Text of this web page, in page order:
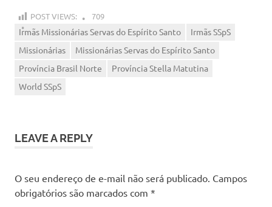
POST VIEWS: 709
Irmãs Missionárias Servas do Espírito Santo
Irmãs SSpS
Missionárias
Missionárias Servas do Espírito Santo
Província Brasil Norte
Província Stella Matutina
World SSpS
LEAVE A REPLY
O seu endereço de e-mail não será publicado. Campos
obrigatórios são marcados com *